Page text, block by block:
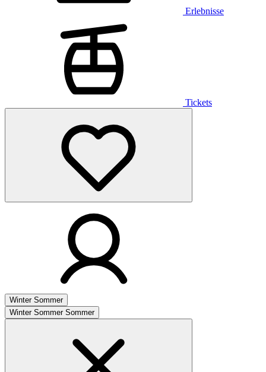
Erlebnisse
Tickets
Winter Sommer
Winter Sommer Sommer